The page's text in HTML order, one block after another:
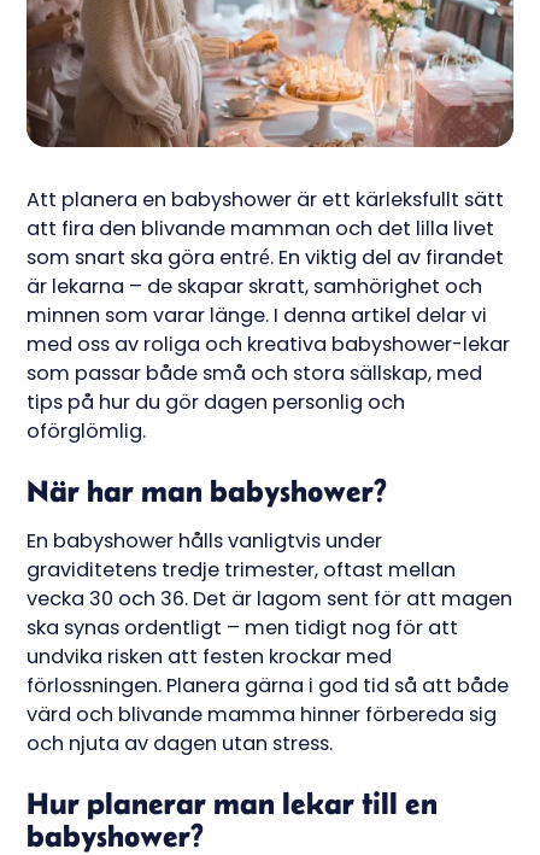
Att planera en babyshower är ett kärleksfullt sätt
att fira den blivande mamman och det lilla livet
som snart ska göra entré. En viktig del av firandet
är lekarna – de skapar skratt, samhörighet och
minnen som varar länge. I denna artikel delar vi
med oss av roliga och kreativa babyshower-lekar
som passar både små och stora sällskap, med
tips på hur du gör dagen personlig och
oförglömlig.
När har man babyshower?
En babyshower hålls vanligtvis under
graviditetens tredje trimester, oftast mellan
vecka 30 och 36. Det är lagom sent för att magen
ska synas ordentligt – men tidigt nog för att
undvika risken att festen krockar med
förlossningen. Planera gärna i god tid så att både
värd och blivande mamma hinner förbereda sig
och njuta av dagen utan stress.
Hur planerar man lekar till en
babyshower?